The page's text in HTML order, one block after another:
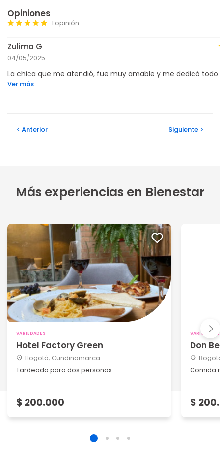
Opiniones
1 opinión
Zulima G
04/05/2025
La chica que me atendió, fue muy amable y me dedicó todo
Ver más
Anterior Siguiente
Más experiencias en Bienestar
VARIEDADES
Hotel Factory Green
Bogotá, Cundinamarca
Tardeada para dos personas
$ 200.000
VARIEDADES
Don
Comida
$